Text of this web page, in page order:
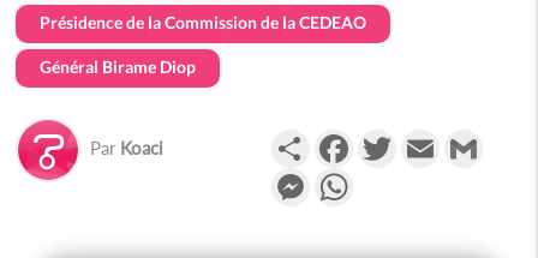
Présidence de la Commission de la CEDEAO
Général Birame Diop
Par Koaci PartagerFacebookTwitterEmail
Messenger